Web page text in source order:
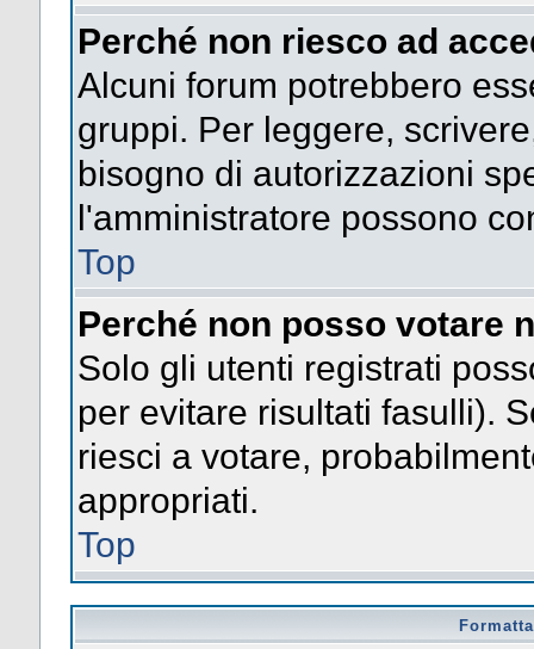
Perché non riesco ad
Alcuni forum potrebbero
gruppi. Per leggere,
bisogno di autorizzazioni
l'amministratore possono
Top
Perché non posso votare
Solo gli utenti registrati
per evitare risultati fasulli).
riesci a votare,
appropriati.
Top